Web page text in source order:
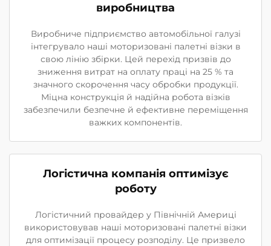
виробництва
Виробниче підприємство автомобільної галузі
інтегрувало наші моторизовані палетні візки в
свою лінію збірки. Цей перехід призвів до
зниження витрат на оплату праці на 25 % та
значного скорочення часу обробки продукції.
Міцна конструкція й надійна робота візків
забезпечили безпечне й ефективне переміщення
важких компонентів.
Логістична компанія оптимізує
роботу
Логістичний провайдер у Північній Америці
використовував наші моторизовані палетні візки
для оптимізації процесу розподілу. Це призвело